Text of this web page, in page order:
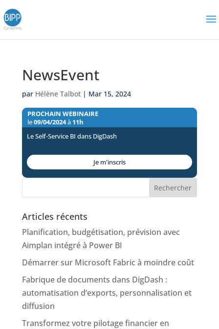
NewsEvent
par Hélène Talbot| Mar 15, 2024
PROCHAIN WEBINAIRE
le09/04/2024à 11h
Le Self-Service BI dans DigDash
Je m'inscris
Articles récents
Planification, budgétisation, prévision avec
Aimplan intégré à Power BI
Démarrer sur Microsoft Fabric à moindre coût
Fabrique de documents dans DigDash :
automatisation d’exports, personnalisation et
diffusion
Transformez votre pilotage financier en